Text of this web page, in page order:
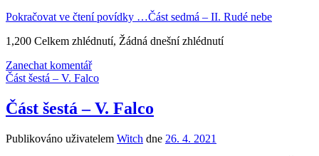
Pokračovat ve čtení povídky …Část sedmá – II. Rudé nebe
1,200 Celkem zhlédnutí, Žádná dnešní zhlédnutí
Zanechat komentář
Část šestá – V. Falco
Část šestá – V. Falco
Publikováno uživatelem Witch dne 26. 4. 2021